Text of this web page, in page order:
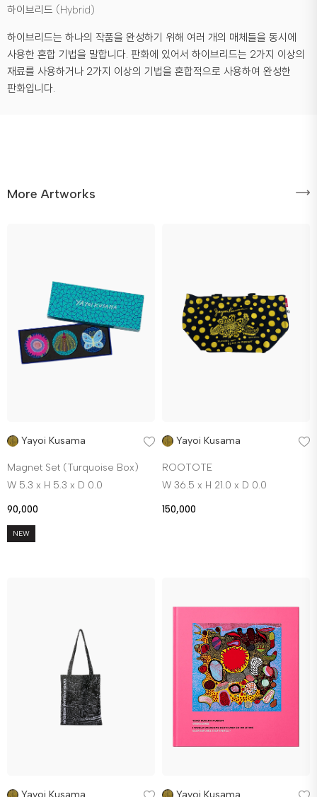
하이브리드 (Hybrid)
하이브리드는 하나의 작품을 완성하기 위해 여러 개의 매체들을 동시에
사용한 혼합 기법을 말합니다. 판화에 있어서 하이브리드는 2가지 이상의
재료를 사용하거나 2가지 이상의 기법을 혼합적으로 사용하여 완성한
판화입니다.
More Artworks
Yayoi Kusama
Magnet Set (Turquoise Box)
W 5.3 x H 5.3 x D 0.0
90,000
NEW
Yayoi Kusama
ROOTOTE
W 36.5 x H 21.0 x D 0.0
150,000
Yayoi Kusama Yayoi Kusama